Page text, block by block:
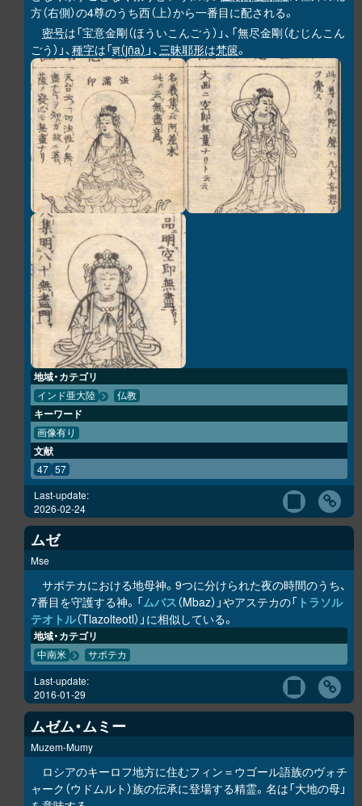
方（右側）の4尊のうち西（上）から一番目に配される。
密号は「宝意金剛（ほういこんごう）」、「無尽金剛（むじんこん
ごう）」、種字は「ज्ञ（jña） 」、三昧耶形は梵篋。
地域・カテゴリ
インド亜大陸 仏教
キーワード
画像有り
文献
47 57
Last-update:
2026-02-24
ムゼ
Mse
サポテカにおける地母神。9つに分けられた夜の時間のうち、
7番目を守護する神。「ムバス（Mbaz）」やアステカの「 トラソル
テオトル（Tlazolteotl）」に相似している。
地域・カテゴリ
中南米 サポテカ
Last-update:
2016-01-29
ムゼム・ムミー
Muzem-Mumy
ロシアのキーロフ地方に住むフィン＝ウゴール語族のヴォチ
ャーク（ウドムルト）族の伝承に登場する精霊。名は「大地の母」